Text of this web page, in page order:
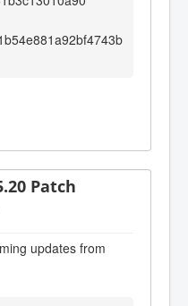
Patch
updates from